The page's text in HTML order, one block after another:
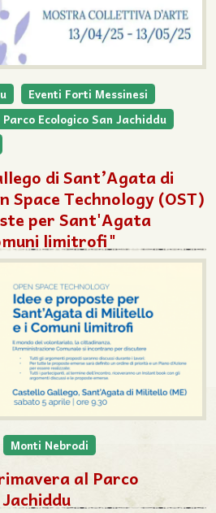
Eventi Forti Messinesi
Parco Ecologico San Jachiddu
di Sant’Agata di
Space Technology (OST)
per Sant'Agata
limitrofi"
Monti Nebrodi
al Parco